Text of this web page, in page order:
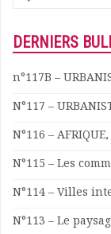
for:
DERNIERS
n°117B –
N°117 –
N°116 –
N°115 – Les
N°114 – Villes
N°113 – Le